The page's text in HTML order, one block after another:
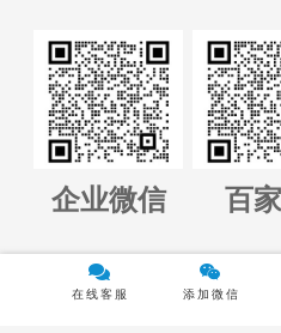
联系我们
正版软件授权查询
管理平台全国代理招募
企业微信 百
Copyright © 2023广州傲鹏软件
在线客服 添加微信